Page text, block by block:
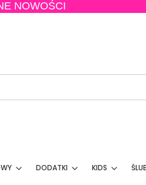
NOWOŚCI
DODATKI KIDS